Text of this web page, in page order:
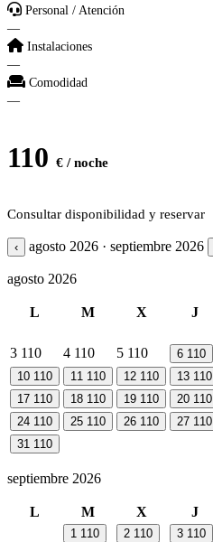
Personal / Atención
—
Instalaciones
—
Comodidad
—
110 € / noche
Consultar disponibilidad y reservar
‹ agosto 2026 · septiembre 2026
agosto 2026
L M X J
3 110 4 110 5 110 6 110
10 110 11 110 12 110 13 110
17 110 18 110 19 110 20 110
24 110 25 110 26 110 27 110
31 110
septiembre 2026
L M X J
1 110 2 110 3 110